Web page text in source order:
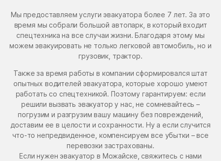
Мы предоставляем услуги эвакуатора более 7 лет. За это
время мы собрали большой автопарк, в который входит
спецтехника на все случаи жизни. Благодаря этому мы
можем эвакуировать не только легковой автомобиль, но и
грузовик, трактор.
Также за время работы в компании сформировался штат
опытных водителей эвакуатора, которые хорошо умеют
работать со спецтехникой. Поэтому гарантируем: если
решили вызвать эвакуатор у нас, не сомневайтесь –
погрузим и разгрузим вашу машину без повреждений,
доставим ее в целости и сохранности. Ну а если случится
что-то непредвиденное, компенсируем все убытки – все
перевозки застрахованы.
Если нужен эвакуатор в Можайске, свяжитесь с нами